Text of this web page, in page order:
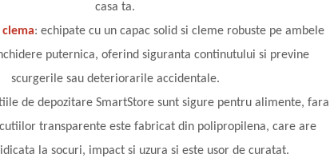
casa ta.
: echipate cu un capac solid si cleme robuste pe ambele
puternica, oferind siguranta continutului si previne
scurgerile sau deteriorarile accidentale.
de depozitare SmartStore sunt sigure pentru alimente, fara
transparente este fabricat din polipropilena, care are
la socuri, impact si uzura si este usor de curatat.